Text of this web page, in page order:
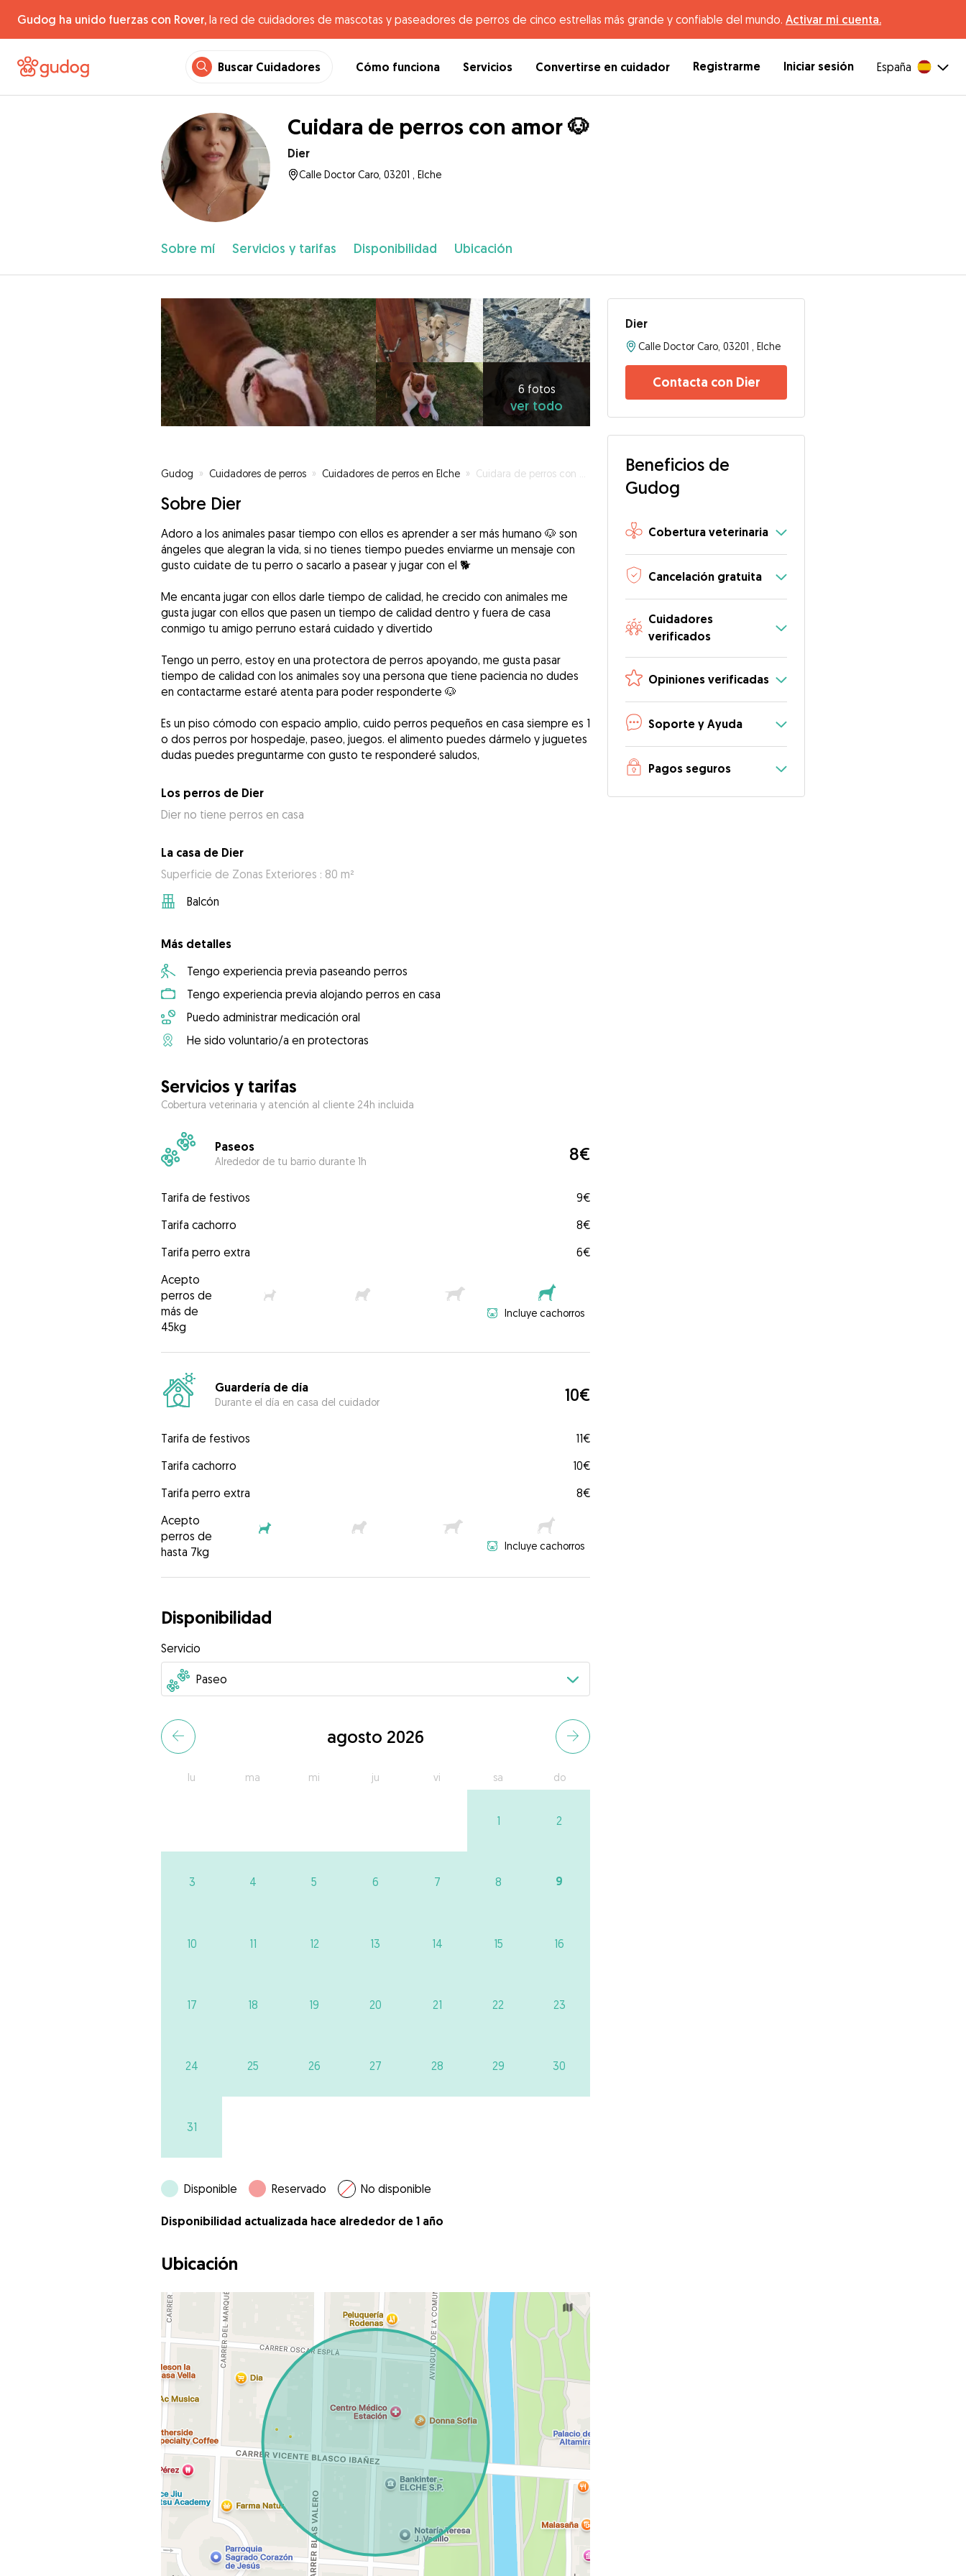
Gudog ha unido fuerzas con Rover, la red de cuidadores de mascotas y paseadores de perros de cinco estrellas más grande y confiable del mundo. Activar mi cuenta.
Buscar Cuidadores Cómo funciona Servicios Convertirse en cuidador Registrarme Iniciar sesión España
Cuidara de perros con amor 🐶
Dier
Calle Doctor Caro, 03201 , Elche
Sobre mí Servicios y tarifas Disponibilidad Ubicación
6 fotos
ver todo
Gudog » Cuidadores de perros » Cuidadores de perros en Elche » Cuidara de perros con amor 🐶
Sobre Dier
Adoro a los animales pasar tiempo con ellos es aprender a ser más humano 🐶 son
ángeles que alegran la vida, si no tienes tiempo puedes enviarme un mensaje con
gusto cuidate de tu perro o sacarlo a pasear y jugar con el 🐕
Me encanta jugar con ellos darle tiempo de calidad, he crecido con animales me
gusta jugar con ellos que pasen un tiempo de calidad dentro y fuera de casa
conmigo tu amigo perruno estará cuidado y divertido
Tengo un perro, estoy en una protectora de perros apoyando, me gusta pasar
tiempo de calidad con los animales soy una persona que tiene paciencia no dudes
en contactarme estaré atenta para poder responderte 🐶
Es un piso cómodo con espacio amplio, cuido perros pequeños en casa siempre es 1
o dos perros por hospedaje, paseo, juegos. el alimento puedes dármelo y juguetes
dudas puedes preguntarme con gusto te responderé saludos,
Los perros de Dier
Dier no tiene perros en casa
La casa de Dier
Superficie de Zonas Exteriores : 80 m²
Balcón
Más detalles
Tengo experiencia previa paseando perros
Tengo experiencia previa alojando perros en casa
Puedo administrar medicación oral
He sido voluntario/a en protectoras
Servicios y tarifas
Cobertura veterinaria y atención al cliente 24h incluida
Paseos
Alrededor de tu barrio durante 1h 8€
Tarifa de festivos
9€
Tarifa cachorro
8€
Tarifa perro extra
6€
Acepto
perros de
más de
45kg
Incluye cachorros
Guardería de día
Durante el día en casa del cuidador 10€
Tarifa de festivos
11€
Tarifa cachorro
10€
Tarifa perro extra
8€
Acepto
perros de
hasta 7kg
Incluye cachorros
Disponibilidad
Servicio
agosto 2026
lu ma mi ju vi sa do
1 2
3 4 5 6 7 8 9
10 11 12 13 14 15 16
17 18 19 20 21 22 23
24 25 26 27 28 29 30
31
Disponible Reservado No disponible
Disponibilidad actualizada hace alrededor de 1 año
Ubicación
Dier
Calle Doctor Caro, 03201 , Elche
Contacta con Dier
Beneficios de
Gudog
Cobertura veterinaria
Cancelación gratuita
Cuidadores
verificados
Opiniones verificadas
Soporte y Ayuda
Pagos seguros